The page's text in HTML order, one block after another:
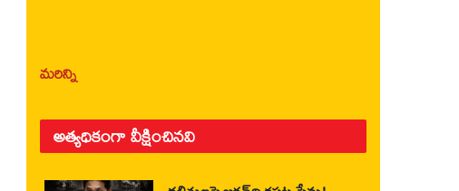
మరిన్ని
అత్యధికంగా వీక్షించినవి